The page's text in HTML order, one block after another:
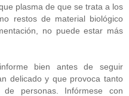
plasma de que se trata a los
restos de material biológico
no puede estar más
bien antes de seguir
delicado y que provoca tanto
personas. Infórmese con